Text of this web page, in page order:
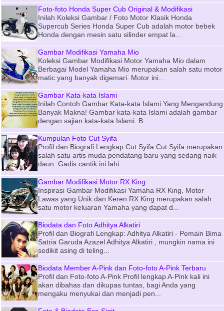
Foto-foto Honda Super Cub Original & Modifikasi
Inilah Koleksi Gambar / Foto Motor Klasik Honda
Supercub Series Honda Super Cub adalah motor bebek
Honda dengan mesin satu silinder empat la...
Gambar Modifikasi Yamaha Mio
Koleksi Gambar Modifikasi Motor Yamaha Mio dalam
Berbagai Model Yamaha Mio merupakan salah satu motor
matic yang banyak digemari. Motor ini...
Gambar Kata-kata Islami
Inilah Contoh Gambar Kata-kata Islami Yang Mengandung
Banyak Makna! Gambar kata-kata Islami adalah gambar
dengan sajian kata-kata Islami. B...
Kumpulan Foto Cut Syifa
Profil dan Biografi Lengkap Cut Syifa Cut Syifa merupakan
salah satu artis muda pendatang baru yang sedang naik
daun. Gadis cantik ini lahi...
Gambar Modifikasi Motor RX King
Inspirasi Gambar Modifikasi Yamaha RX King, Motor
Lawas yang Unik dan Keren RX King merupakan salah
satu motor keluaran Yamaha yang dapat d...
Biodata dan Foto Adhitya Alkatiri
Profil dan Biografi Lengkap: Adhitya Alkatiri - Pemain Bima
Satria Garuda Azazel Adhitya Alkatiri , mungkin nama ini
sedikit asing di teling...
Biodata Member A-Pink dan Foto-foto A-Pink Terbaru
Profil dan Foto-foto A-Pink Profil lengkap A-Pink kali ini
akan dibahas dan dikupas tuntas, bagi Anda yang
mengaku menyukai dan menjadi pen...